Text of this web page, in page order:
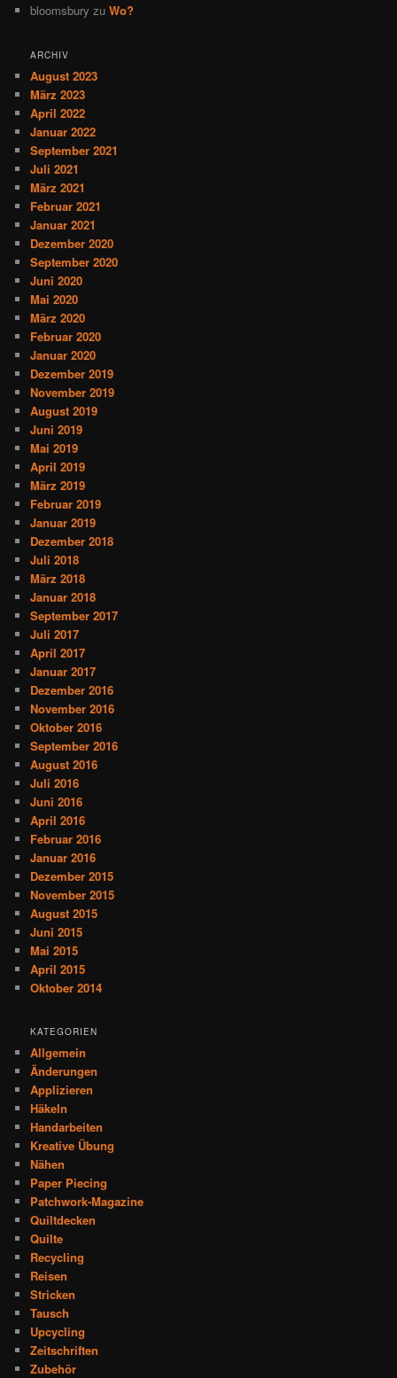
bloomsbury zuWo?
ARCHIV
August 2023
März 2023
April 2022
Januar 2022
September 2021
Juli 2021
März 2021
Februar 2021
Januar 2021
Dezember 2020
September 2020
Juni 2020
Mai 2020
März 2020
Februar 2020
Januar 2020
Dezember 2019
November 2019
August 2019
Juni 2019
Mai 2019
April 2019
März 2019
Februar 2019
Januar 2019
Dezember 2018
Juli 2018
März 2018
Januar 2018
September 2017
Juli 2017
April 2017
Januar 2017
Dezember 2016
November 2016
Oktober 2016
September 2016
August 2016
Juli 2016
Juni 2016
April 2016
Februar 2016
Januar 2016
Dezember 2015
November 2015
August 2015
Juni 2015
Mai 2015
April 2015
Oktober 2014
KATEGORIEN
Allgemein
Änderungen
Applizieren
Häkeln
Handarbeiten
Kreative Übung
Nähen
Paper Piecing
Patchwork-Magazine
Quiltdecken
Quilte
Recycling
Reisen
Stricken
Tausch
Upcycling
Zeitschriften
Zubehör